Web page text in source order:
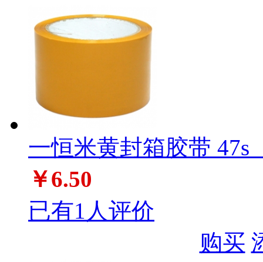
一恒米黄封箱胶带 47s
￥6.50
已有1人评价
购买